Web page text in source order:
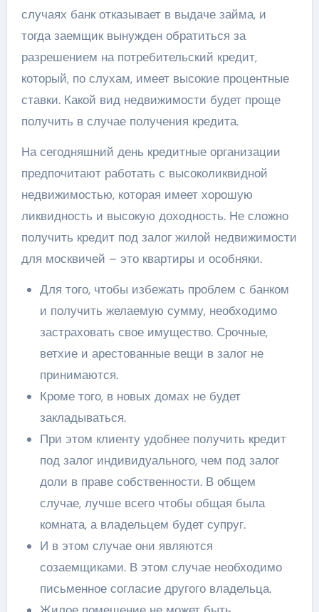
случаях банк отказывает в выдаче займа, и
тогда заемщик вынужден обратиться за
разрешением на потребительский кредит,
который, по слухам, имеет высокие процентные
ставки. Какой вид недвижимости будет проще
получить в случае получения кредита.
На сегодняшний день кредитные организации
предпочитают работать с высоколиквидной
недвижимостью, которая имеет хорошую
ликвидность и высокую доходность. Не сложно
получить кредит под залог жилой недвижимости
для москвичей – это квартиры и особняки.
Для того, чтобы избежать проблем с банком
и получить желаемую сумму, необходимо
застраховать свое имущество. Срочные,
ветхие и арестованные вещи в залог не
принимаются.
Кроме того, в новых домах не будет
закладываться.
При этом клиенту удобнее получить кредит
под залог индивидуального, чем под залог
доли в праве собственности. В общем
случае, лучше всего чтобы общая была
комната, а владельцем будет супруг.
И в этом случае они являются
созаемщиками. В этом случае необходимо
письменное согласие другого владельца.